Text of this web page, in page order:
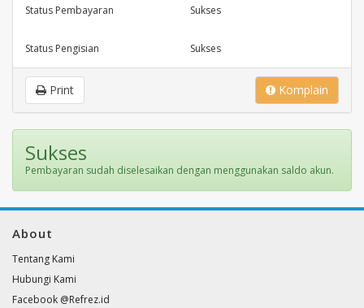
Status Pembayaran Sukses
Status Pengisian Sukses
Komplain
Print
Sukses
Pembayaran sudah diselesaikan dengan menggunakan saldo akun.
About
Tentang Kami
Hubungi Kami
Facebook @Refrez.id